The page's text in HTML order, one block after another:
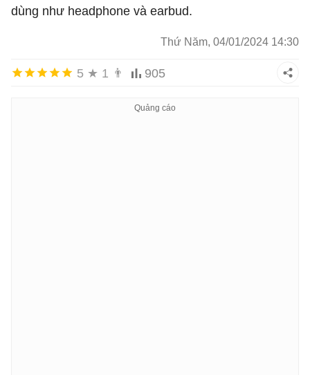
dùng như headphone và earbud.
Thứ Năm, 04/01/2024 14:30
5 ★ 1 👨 905